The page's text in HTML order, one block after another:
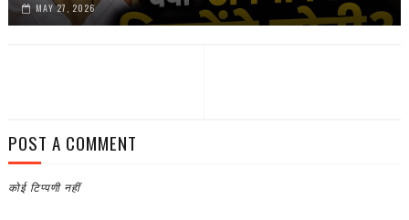
MAY 27, 2026
POST A COMMENT
कोई टिप्पणी नहीं